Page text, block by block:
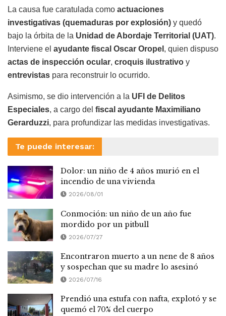
La causa fue caratulada como actuaciones
investigativas (quemaduras por explosión) y quedó
bajo la órbita de la Unidad de Abordaje Territorial (UAT).
Interviene el ayudante fiscal Oscar Oropel , quien dispuso
actas de inspección ocular, croquis ilustrativo y
entrevistas para reconstruir lo ocurrido.
Asimismo, se dio intervención a la UFI de Delitos
Especiales, a cargo del fiscal ayudante Maximiliano
Gerarduzzi, para profundizar las medidas investigativas.
Te puede interesar:
Dolor: un niño de 4 años murió en el
incendio de una vivienda
2026/08/01
Conmoción: un niño de un año fue
mordido por un pitbull
2026/07/27
Encontraron muerto a un nene de 8 años
y sospechan que su madre lo asesinó
2026/07/16
Prendió una estufa con nafta, explotó y se
quemó el 70% del cuerpo